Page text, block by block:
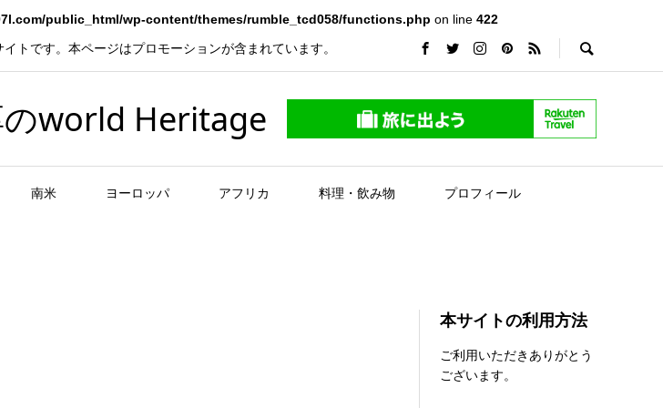
public_html/wp-content/themes/rumble_tcd058/functions.php on line 422
トです。本ページはプロモーションが含まれています。
world Heritage
南米 ヨーロッパ アフリカ 料理・飲み物 プロフィール
本サイトの利用方法
ご利用いただきありがとう
ございます。